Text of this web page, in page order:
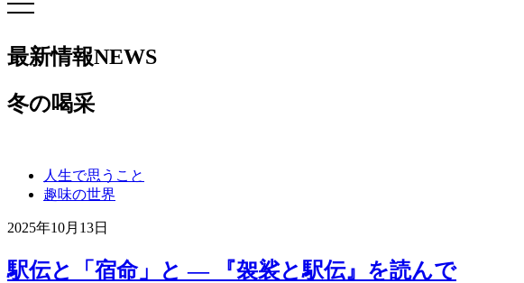
最新情報NEWS
冬の喝采
人生で思うこと
趣味の世界
2025年10月13日
駅伝と「宿命」と ― 『袈裟と駅伝』を読んで